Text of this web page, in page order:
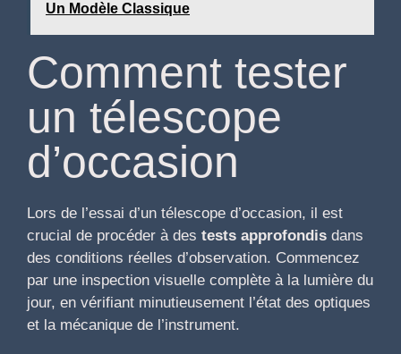
Un Modèle Classique
Comment tester
un télescope
d’occasion
Lors de l’essai d’un télescope d’occasion, il est
crucial de procéder à des tests approfondis dans
des conditions réelles d’observation. Commencez
par une inspection visuelle complète à la lumière du
jour, en vérifiant minutieusement l’état des optiques
et la mécanique de l’instrument.